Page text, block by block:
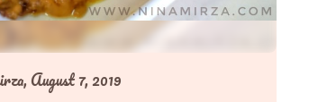
August 7, 2019